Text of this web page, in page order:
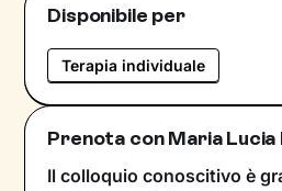
Disponibile per
Terapia individuale
Prenota con Maria Lucia
Il colloquio conoscitivo è